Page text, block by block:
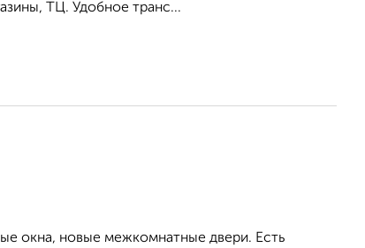
ТЦ. Удобное транс...
окна, новые межкомнатные двери. Есть